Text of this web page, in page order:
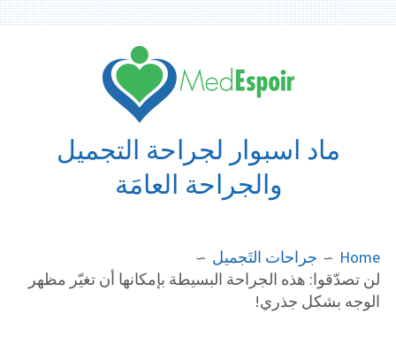
ماد اسبوار لجراحة التجميل
والجراحة العامَة
Home
جراحات التَجميل
لن تصدّقوا: هذه الجراحة البسيطة بإمكانها أن تغيّر مظهر
الوجه بشكل جذري!